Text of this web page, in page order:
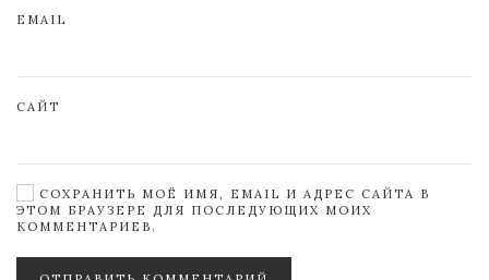
EMAIL
САЙТ
СОХРАНИТЬ МОЁ ИМЯ, EMAIL И АДРЕС САЙТА В
ЭТОМ БРАУЗЕРЕ ДЛЯ ПОСЛЕДУЮЩИХ МОИХ
КОММЕНТАРИЕВ.